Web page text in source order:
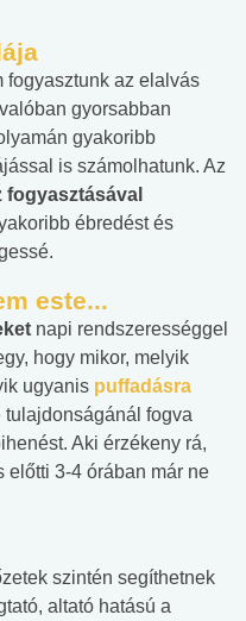
fogyasztunk az elalvás
gyorsabban
gyakoribb
is számolhatunk. Az
fogyasztásával
ébredést és
este...
napi rendszerességgel
hogy mikor, melyik
ugyanis puffadásra
tulajdonságánál fogva
Aki érzékeny rá,
előtti 3-4 órában már ne
szintén segíthetnek
altató hatású a